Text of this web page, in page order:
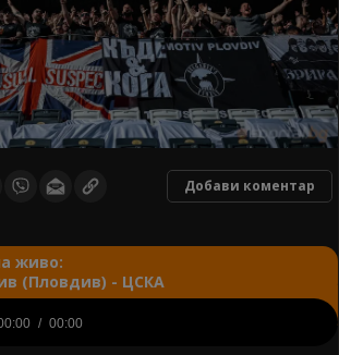
Добави коментар
живо:
(Пловдив) - ЦСКА
00:00